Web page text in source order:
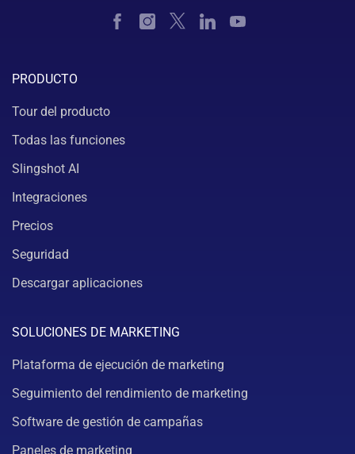
PRODUCTO
Tour del producto
Todas las funciones
Slingshot AI
Integraciones
Precios
Seguridad
Descargar aplicaciones
SOLUCIONES DE MARKETING
Plataforma de ejecución de marketing
Seguimiento del rendimiento de marketing
Software de gestión de campañas
Paneles de marketing